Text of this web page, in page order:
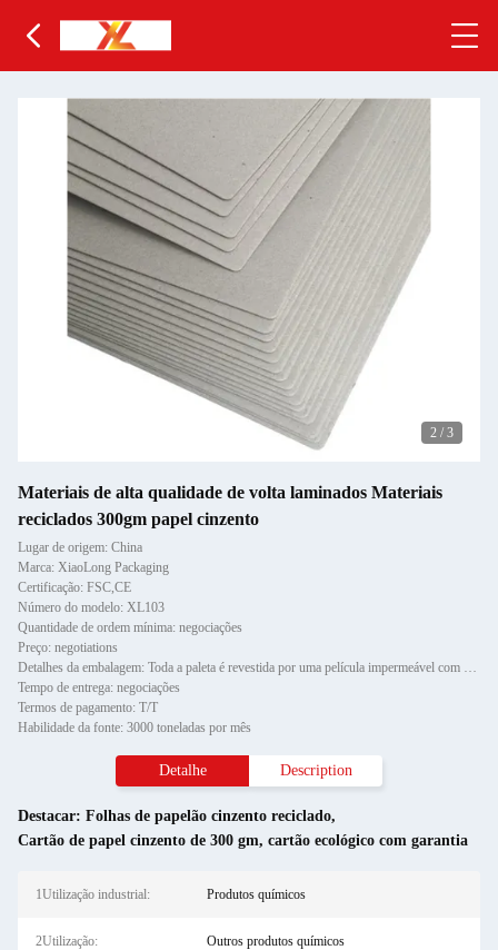
2 / 3
Materiais de alta qualidade de volta laminados Materiais
reciclados 300gm papel cinzento
Lugar de origem: China
Marca: XiaoLong Packaging
Certificação: FSC,CE
Número do modelo: XL103
Quantidade de ordem mínima: negociações
Preço: negotiations
Detalhes da embalagem: Toda a paleta é revestida por uma película impermeável com protetor de canto de papel e fixada por d
Tempo de entrega: negociações
Termos de pagamento: T/T
Habilidade da fonte: 3000 toneladas por mês
Detalhe Description
Destacar: Folhas de papelão cinzento reciclado,
Cartão de papel cinzento de 300 gm, cartão ecológico com garantia
1Utilização industrial: Produtos químicos
2Utilização: Outros produtos químicos